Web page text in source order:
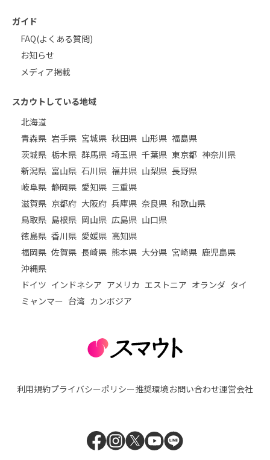
ガイド
FAQ(よくある質問)
お知らせ
メディア掲載
スカウトしている地域
北海道
青森県 岩手県 宮城県 秋田県 山形県 福島県
茨城県 栃木県 群馬県 埼玉県 千葉県 東京都 神奈川県
新潟県 富山県 石川県 福井県 山梨県 長野県
岐阜県 静岡県 愛知県 三重県
滋賀県 京都府 大阪府 兵庫県 奈良県 和歌山県
鳥取県 島根県 岡山県 広島県 山口県
徳島県 香川県 愛媛県 高知県
福岡県 佐賀県 長崎県 熊本県 大分県 宮崎県 鹿児島県
沖縄県
ドイツ インドネシア アメリカ エストニア オランダ タイ
ミャンマー 台湾 カンボジア
利用規約プライバシーポリシー推奨環境お問い合わせ運営会社